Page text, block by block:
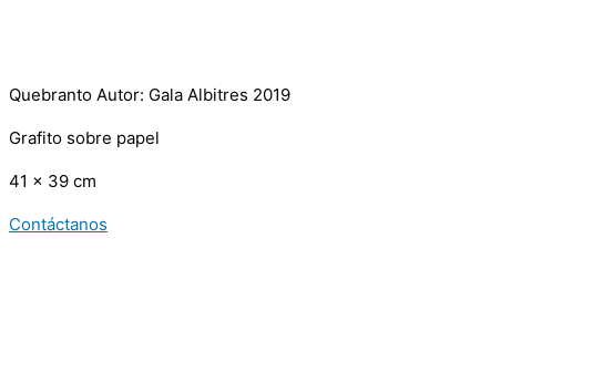
Quebranto Autor: Gala Albitres 2019
Grafito sobre papel
41 x 39 cm
Contáctanos